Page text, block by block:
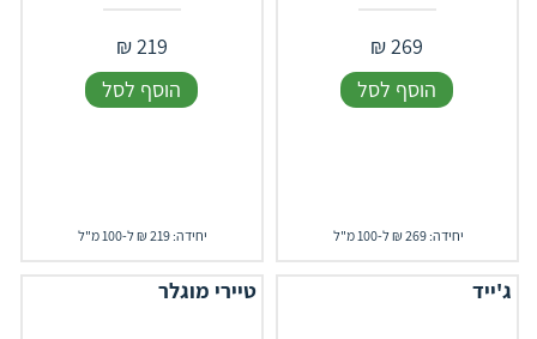
269
₪
הוסף לסל
יחידה: 269 ₪ ל-100 מ"ל
219
₪
הוסף לסל
יחידה: 219 ₪ ל-100 מ"ל
ג'ייד טיירי מוגלר